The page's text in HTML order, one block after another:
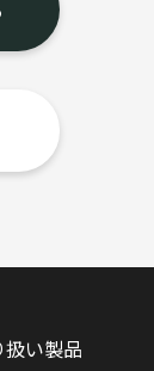
扱い製品